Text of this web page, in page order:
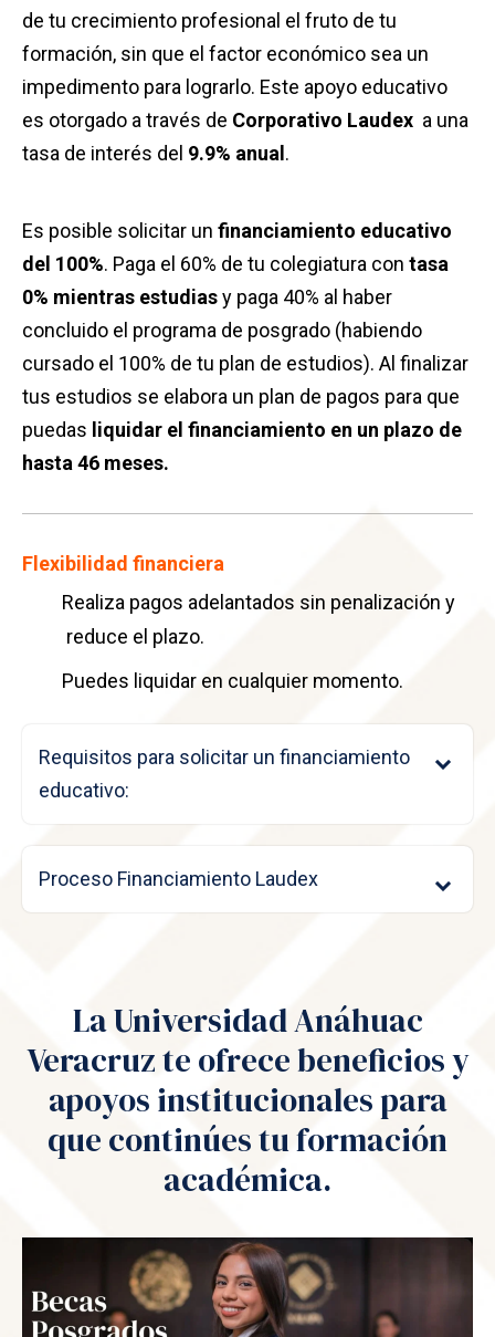
de tu crecimiento profesional el fruto de tu
formación, sin que el factor económico sea un
impedimento para lograrlo. Este apoyo educativo
es otorgado a través de Corporativo Laudex a una
tasa de interés del 9.9% anual.
Es posible solicitar un financiamiento educativo
del 100%. Paga el 60% de tu colegiatura con tasa
0% mientras estudiasy paga 40% al haber
concluido el programa de posgrado (habiendo
cursado el 100% de tu plan de estudios). Al finalizar
tus estudios se elabora un plan de pagos para que
puedas liquidar el financiamiento en un plazo de
hasta 46 meses.
Flexibilidad financiera
Realiza pagos adelantados sin penalización y
reduce el plazo.
Puedes liquidar en cualquier momento.
Requisitos para solicitar un financiamiento
educativo:
Proceso Financiamiento Laudex
La Universidad Anáhuac
Veracruz te ofrece beneficios y
apoyos institucionales para
que continúes tu formación
académica.